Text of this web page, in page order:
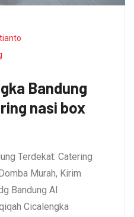
Bandung
nasi box
Terdekat: Catering
Murah, Kirim
Bandung Al
Cicalengka